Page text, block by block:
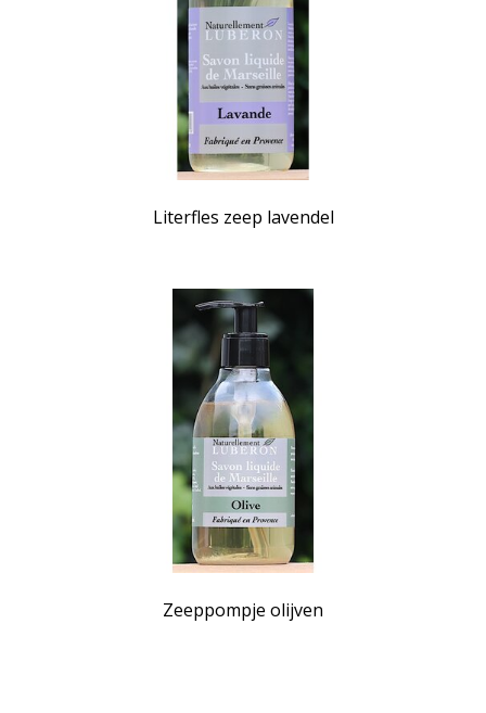
Literfles zeep lavendel
Zeeppompje olijven